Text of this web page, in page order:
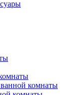
комнаты